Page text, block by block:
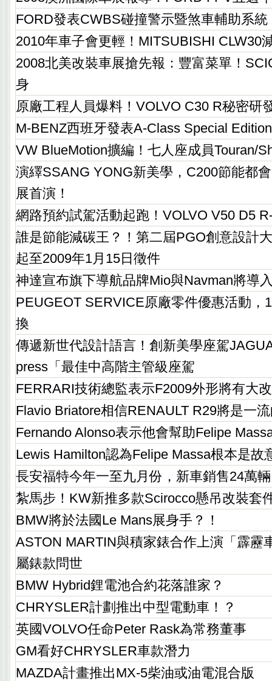
FORD發表CWBS碰撞警示暨煞車輔助系統
2010年車子會更輕！MITSUBISHI CLW30
2008北美改裝車展搶先報：豐富菜單！
身
原廠工程人員爆料！VOLVO C30 R秘密研
M-BENZ西班牙發表A-Class Special
VW BlueMotion擴編！七人座成員Touran/
演繹SSANG YONG新美學，C200節能都
展首演！
網路預約試駕活動起跑！VOLVO V50 D5
誰是節能減碳王？！第二屆PGO創意設計
起至2009年1月15日徵件
神達宣布旗下導航品牌Mio與Navman將導
PEUGEOT SERVICE原廠零件優惠活動，
換
傳遞新世代設計語言！創新美學座駕
press「最佳中高階主管級座駕
FERRARI技術總監表示F2009外形將有大
Flavio Briatore相信RENAULT R29將是一
Fernando Alonso表示他會幫助Felipe
Lewis Hamilton認為Felipe Massa根本是故
長安福特今年一至九月份，新車銷售24萬輛
紮馬步！KW新推多款Scirocco懸吊改裝套
BMW將於法國Le Mans展身手？！
ASTON MARTIN與積家錶合作上演「霹靂
屬錶款問世
BMW Hybrid鋰電池合約花落誰家？
CHRYSLER計劃推出中型電動車！？
英國VOLVO任命Peter Rask為常務董事
GM看好CHRYSLER車款潛力
MAZDA計畫推出MX-5柴油或油電混合版